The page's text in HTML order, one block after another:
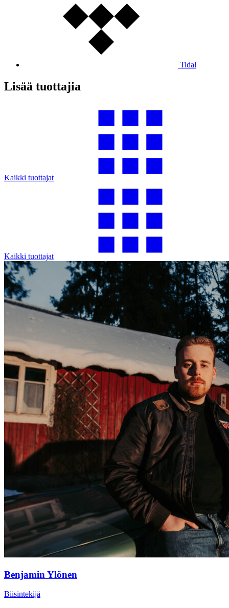
Tidal
Lisää tuottajia
Kaikki tuottajat
Kaikki tuottajat
Benjamin Ylönen
Biisintekijä